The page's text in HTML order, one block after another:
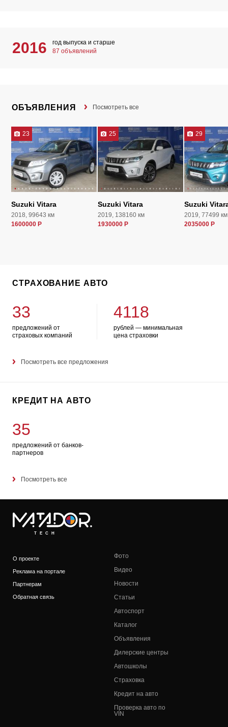
2016
год выпуска и старше
87 объявлений
ОБЪЯВЛЕНИЯ Посмотреть все
23
Suzuki Vitara
2018, 99643 км
1600000 Р
25
Suzuki Vitara
2019, 138160 км
1930000 Р
29
Suzuki
2019, 77499 км
2035000 Р
СТРАХОВАНИЕ АВТО
33
предложений от
страховых компаний
4118
рублей — минимальная
цена страховки
Посмотреть все предложения
КРЕДИТ НА АВТО
35
предложений от банков-
партнеров
Посмотреть все
TECH
О проекте
Реклама на портале
Партнерам
Обратная связь
Фото
Видео
Новости
Статьи
Автоспорт
Каталог
Объявления
Дилерские центры
Автошколы
Страховка
Кредит на авто
Проверка авто по
VIN